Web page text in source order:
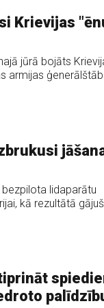
Krievijas
jūrā bojāts
armijas
lidaparātu
kā rezultātā